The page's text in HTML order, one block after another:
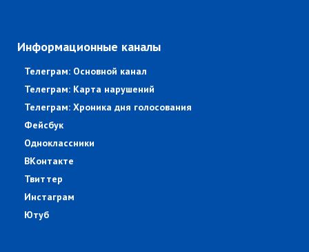
Информационные каналы
Телеграм: Основной канал
Телеграм: Карта нарушений
Телеграм: Хроника дня голосования
Фейсбук
Одноклассники
ВКонтакте
Твиттер
Инстаграм
Ютуб